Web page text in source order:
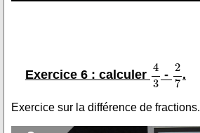
Exercice 6 : calculer - .
Exercice sur la différence de fractions.